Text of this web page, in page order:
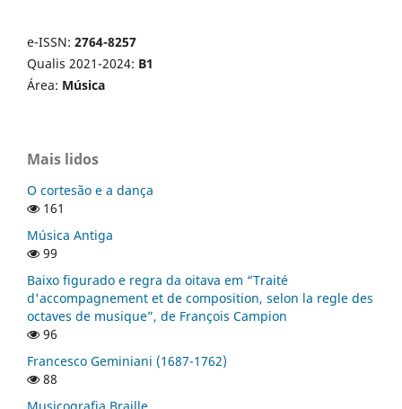
e-ISSN: 2764-8257
Qualis 2021-2024: B1
Área: Música
Mais lidos
O cortesão e a dança
161
Música Antiga
99
Baixo figurado e regra da oitava em “Traité
d'accompagnement et de composition, selon la regle des
octaves de musique”, de François Campion
96
Francesco Geminiani (1687-1762)
88